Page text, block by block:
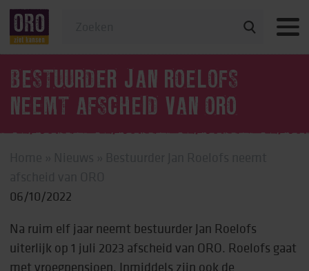
Veelgestelde vragen
BESTUURDER JAN ROELOFS
NEEMT AFSCHEID VAN ORO
06/10/2022
Na ruim elf jaar neemt bestuurder Jan Roelofs
uiterlijk op 1 juli 2023 afscheid van ORO. Roelofs gaat
met vroegpensioen. Inmiddels zijn ook de